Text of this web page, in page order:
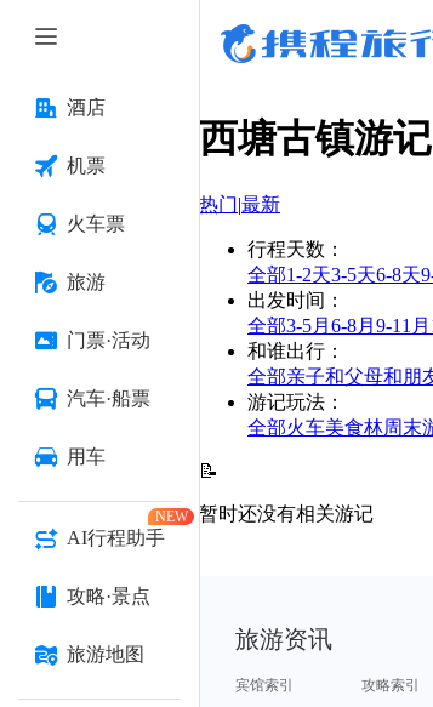
酒店
机票
火车票
旅游
门票·活动
汽车·船票
用车
AI行程助手
NEW
攻略·景点
旅游地图
西塘古镇游记
热门|最新
行程天数 ：
全部1-2天3-5天6-8天
出发时间 ：
全部3-5月 6-8月 9-11月
和谁出行 ：
全部亲子和父母和朋
游记玩法 ：
全部火车美食林周末
📝
暂时还没有相关游记
旅游资讯
宾馆索引
攻略索引